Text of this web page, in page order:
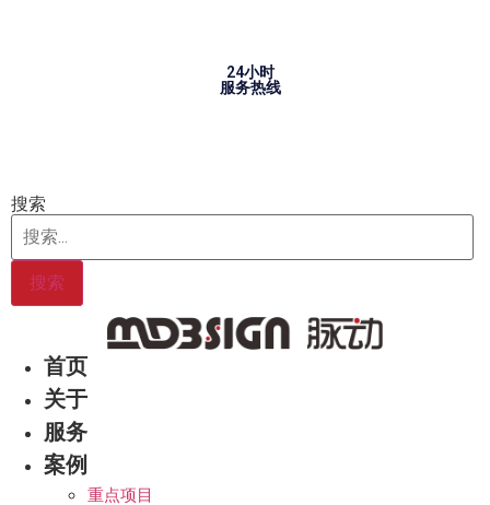
24小时
服务热线
搜索
搜索
首页
关于
服务
案例
重点项目